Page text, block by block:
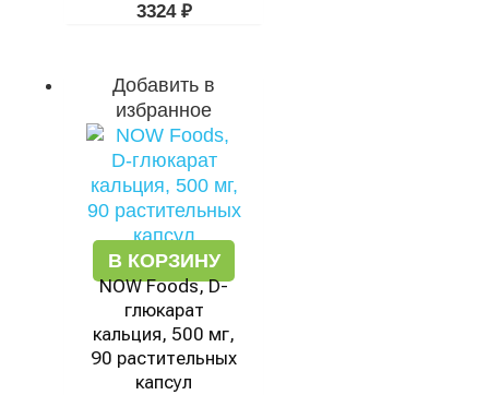
3324 ₽
Добавить в
избранное
В КОРЗИНУ
NOW Foods, D-
глюкарат
кальция, 500 мг,
90 растительных
капсул